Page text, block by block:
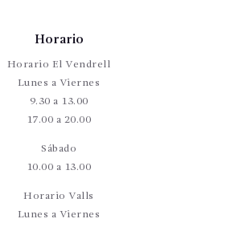
Horario
Horario El Vendrell
Lunes a Viernes
9.30 a 13.00
17.00 a 20.00
Sábado
10.00 a 13.00
Horario Valls
Lunes a Viernes